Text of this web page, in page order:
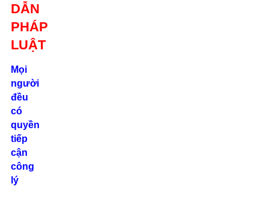
DẪN
PHÁP
LUẬT
Mọi
người
đều
có
quyền
tiếp
cận
công
lý
Số 24/2B
Đường Võ
Oanh, P. 25, Q.
Bình Thạnh, Tp.
Hồ Chí Minh
0862.000.639